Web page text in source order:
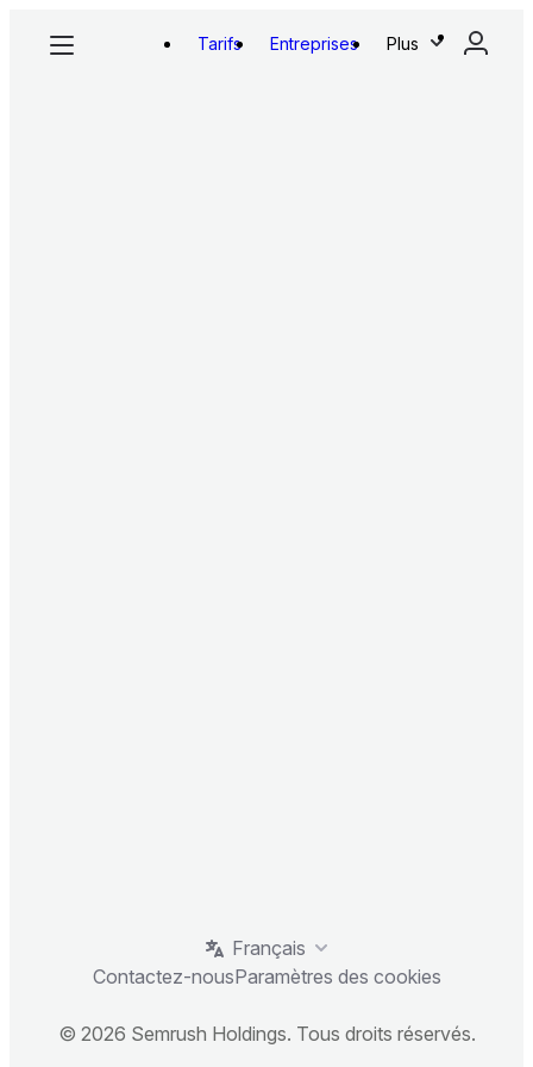
Tarifs Entreprises Plus
Français
Contactez-nousParamètres des cookies
© 2026 Semrush Holdings. Tous droits réservés.